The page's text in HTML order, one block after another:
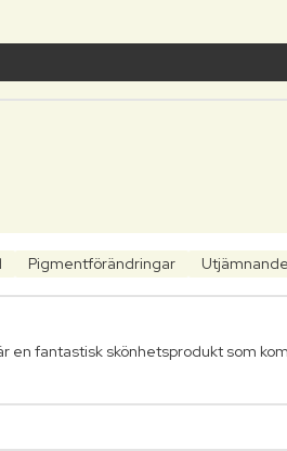
Pigmentförändringar Utjämnande
en fantastisk skönhetsprodukt som